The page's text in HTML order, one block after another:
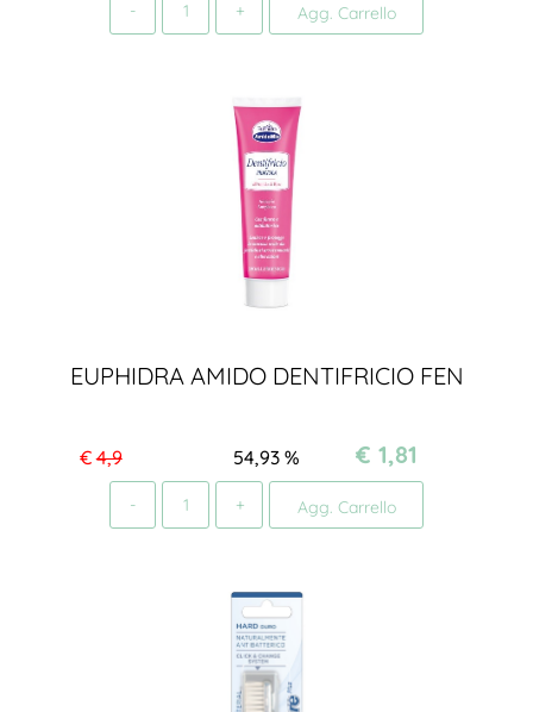
Agg. Carrello
EUPHIDRA AMIDO DENTIFRICIO FEN
€4,9 %
54,93 € 1,81
Agg. Carrello